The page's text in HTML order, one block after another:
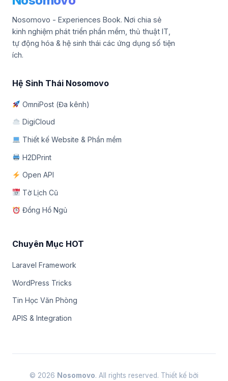
Nosomovo - Experiences Book. Nơi chia sẻ
kinh nghiệm phát triển phần mềm, thủ thuật IT,
tự động hóa & hệ sinh thái các ứng dụng số tiện
ích.
Hệ Sinh Thái Nosomovo
OmniPost (Đa kênh)
DigiCloud
Thiết kế Website & Phần mềm
H2DPrint
Open API
Tờ Lịch Cũ
Đồng Hồ Ngủ
Chuyên Mục HOT
Laravel Framework
WordPress Tricks
Tin Học Văn Phòng
APIS & Integration
© 2026 Nosomovo. All rights reserved. Thiết kế bởi